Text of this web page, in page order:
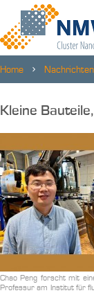
Home Nachrichten
Kleine
Chao Peng forscht mit
Professur am Institut für